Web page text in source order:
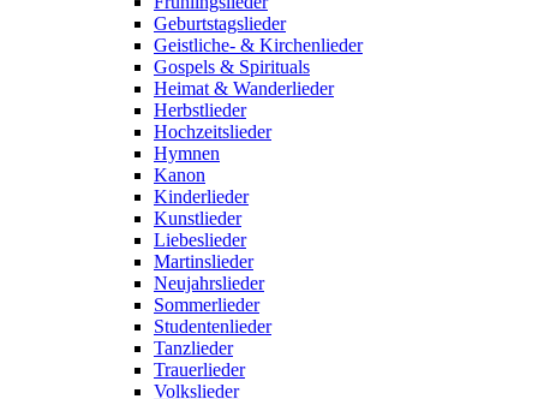
Geburtstagslieder
Geistliche- & Kirchenlieder
Gospels & Spirituals
Heimat & Wanderlieder
Herbstlieder
Hochzeitslieder
Hymnen
Kanon
Kinderlieder
Kunstlieder
Liebeslieder
Martinslieder
Neujahrslieder
Sommerlieder
Studentenlieder
Tanzlieder
Trauerlieder
Volkslieder